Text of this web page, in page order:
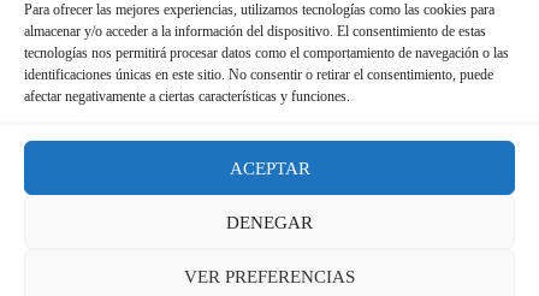
Para ofrecer las mejores experiencias, utilizamos tecnologías como las cookies para
almacenar y/o acceder a la información del dispositivo. El consentimiento de estas
tecnologías nos permitirá procesar datos como el comportamiento de navegación o las
identificaciones únicas en este sitio. No consentir o retirar el consentimiento, puede
afectar negativamente a ciertas características y funciones.
ACEPTAR
DENEGAR
VER PREFERENCIAS
Política de Cookies